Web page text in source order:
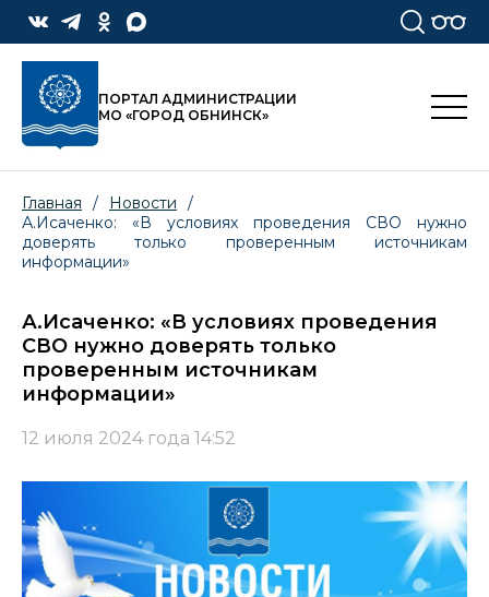
ПОРТАЛ АДМИНИСТРАЦИИ
МО «ГОРОД ОБНИНСК»
Главная / Новости
/
А.Исаченко: «В условиях проведения СВО нужно
доверять только проверенным источникам
информации»
А.Исаченко: «В условиях проведения
СВО нужно доверять только
проверенным источникам
информации»
12 июля 2024 года 14:52